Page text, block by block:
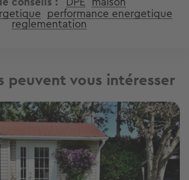
performance energetique
reglementation
peuvent vous intéresser